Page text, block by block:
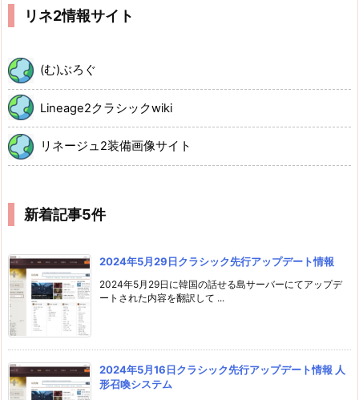
リネ2情報サイト
(む)ぶろぐ
Lineage2クラシックwiki
リネージュ2装備画像サイト
新着記事5件
2024年5月29日クラシック先行アップデート情報
2024年5月29日に韓国の話せる島サーバーにてアップデ
ートされた内容を翻訳して ...
2024年5月16日クラシック先行アップデート情報 人
形召喚システム